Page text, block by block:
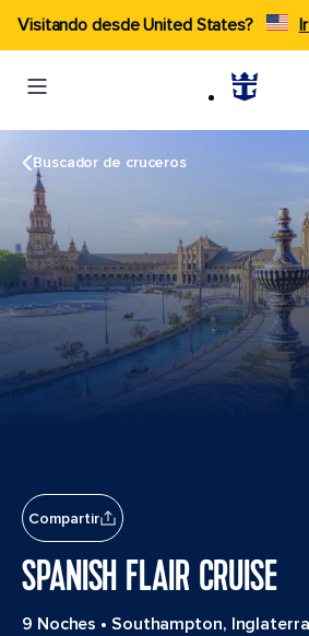
Visitando desde United States?
Buscador de cruceros
Compartir
SPANISH FLAIR CRUISE
9 Noches • Southampton, Inglaterra